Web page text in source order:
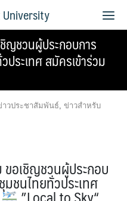
ญชวนผู้ประกอบการ
ระเทศ สมัครเข้าร่วม
าวประชาสัมพันธ์, ข่าวสำหรับ
อเชิญชวนผู้ประกอบ
ชนไทยทั่วประเทศ